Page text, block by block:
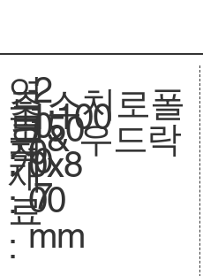
연
도
:
2
0
0
7
주
요
재
료
:
축
척
.
스치로폴
& 우드락
1:100
0
크
기
.
150
0x8
00
mm